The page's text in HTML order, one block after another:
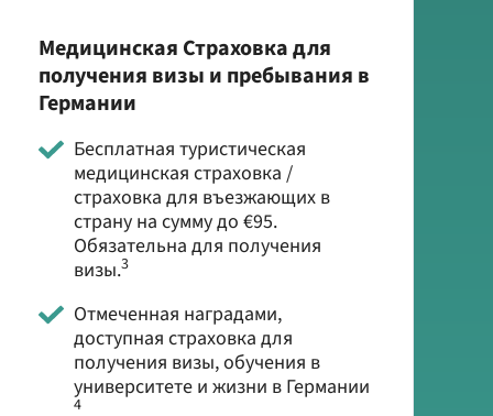
Медицинская Страховка для
получения визы и пребывания в
Германии
Бесплатная туристическая
медицинская страховка /
страховка для въезжающих в
страну на сумму до €95.
Обязательна для получения
визы.3
Отмеченная наградами,
доступная страховка для
получения визы, обучения в
университете и жизни в Германии
4